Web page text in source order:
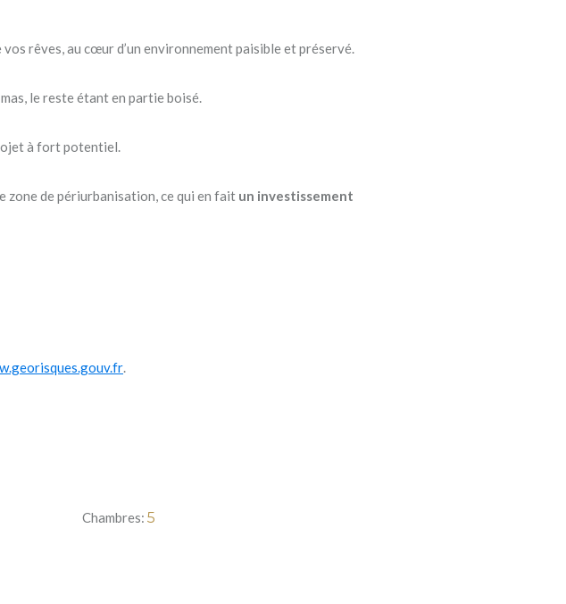
rêves, au cœur d’un environnement paisible et préservé.
le reste étant en partie boisé.
à fort potentiel.
zone de périurbanisation, ce qui en fait un investissement
.
Chambres: 5